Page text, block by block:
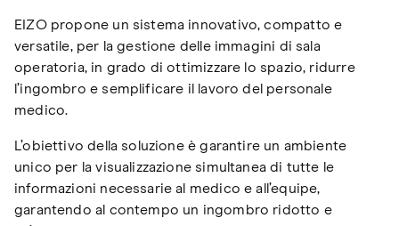
EIZO propone un sistema innovativo, compatto e
versatile, per la gestione delle immagini di sala
operatoria, in grado di ottimizzare lo spazio, ridurre
l’ingombro e semplificare il lavoro del personale
medico.
L’obiettivo della soluzione è garantire un ambiente
unico per la visualizzazione simultanea di tutte le
informazioni necessarie al medico e all’equipe,
garantendo al contempo un ingombro ridotto e